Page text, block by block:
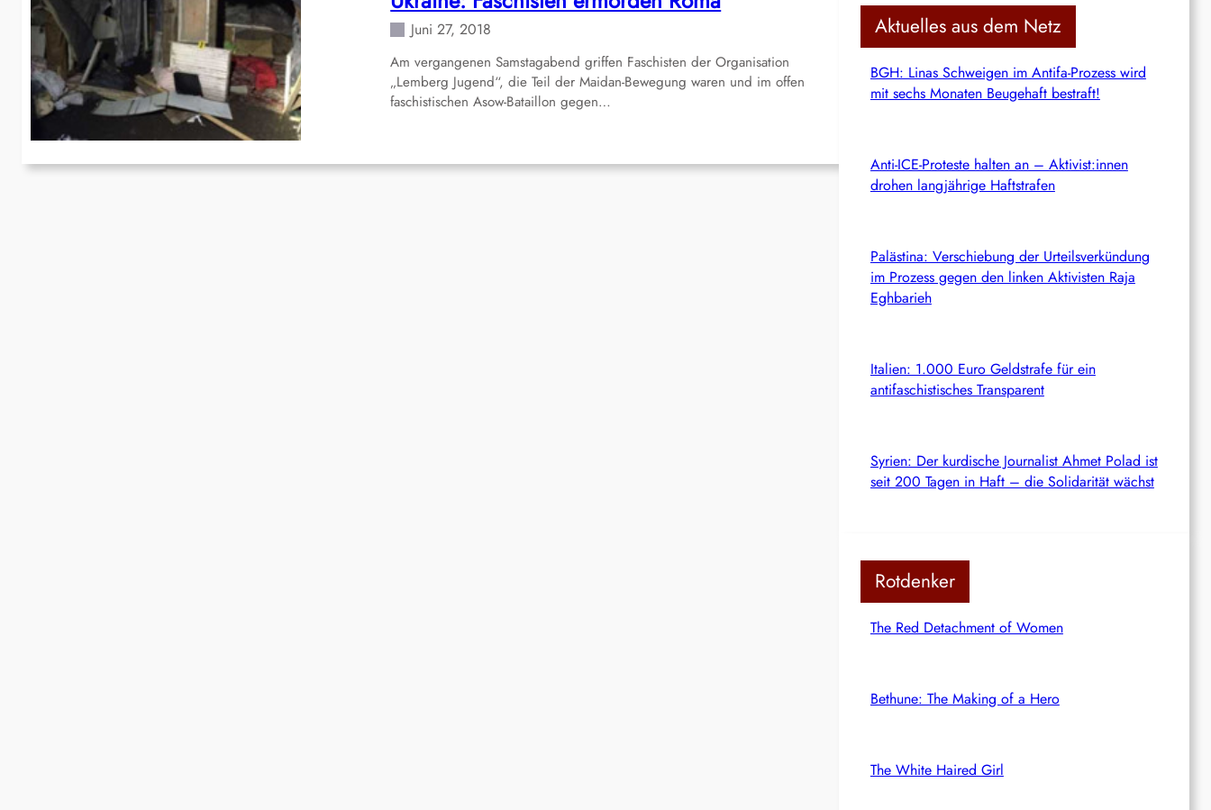
Juni 27, 2018
Am vergangenen Samstagabend griffen Faschisten der Organisation
„Lemberg Jugend“, die Teil der Maidan-Bewegung waren und im offen
faschistischen Asow-Bataillon gegen…
c
Aktuelles aus dem Netz
BGH: Linas Schweigen im Antifa-Prozess wird
mit sechs Monaten Beugehaft bestraft!
Anti-ICE-Proteste halten an – Aktivist:innen
drohen langjährige Haftstrafen
Palästina: Verschiebung der Urteilsverkündung
im Prozess gegen den linken Aktivisten Raja
Eghbarieh
Italien: 1.000 Euro Geldstrafe für ein
antifaschistisches Transparent
Syrien: Der kurdische Journalist Ahmet Polad ist
seit 200 Tagen in Haft – die Solidarität wächst
Rotdenker
The Red Detachment of Women
Bethune: The Making of a Hero
The White Haired Girl